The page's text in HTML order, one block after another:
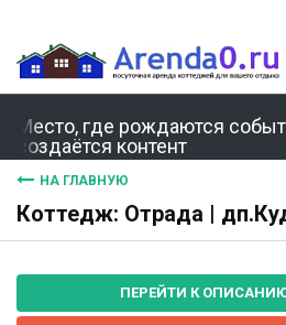
Место, где рождаются
создаётся контент
НА ГЛАВНУЮ
Коттедж: Отрада |
ПЕРЕЙТИ К